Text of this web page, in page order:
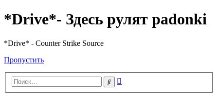
*Drive*- Здесь рулят padonki
*Drive* - Counter Strike Source
Пропустить
Поиск